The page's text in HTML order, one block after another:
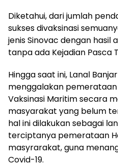
Diketahui, dari jumlah
sukses divaksinasi
jenis Sinovac dengan hasil
tanpa ada Kejadian Pasca
Hingga saat ini, Lanal
menggalakan
Vaksinasi Maritim secara
masyarakat yang belum
hal ini dilakukan sebagai
terciptanya pemerataan
masyrarakat, guna
Covid-19.